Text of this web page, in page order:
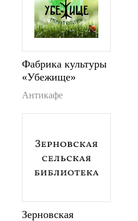
Фабрика культуры
«Убежище»
Антикафе
Зерновская